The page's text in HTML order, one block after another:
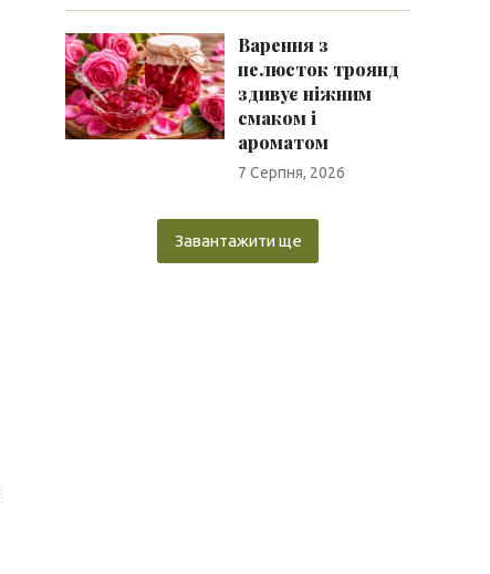
Варення з
пелюсток троянд
здивує ніжним
смаком і
ароматом
7 Серпня, 2026
Завантажити ще